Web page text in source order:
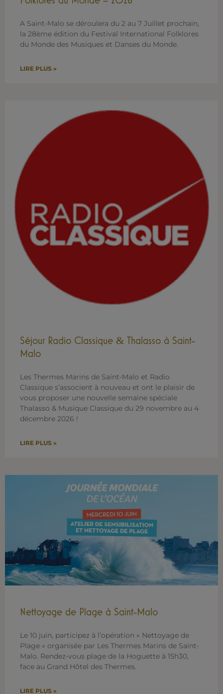
A Saint-Malo se déroulera du 2 au 7 Juillet prochain,
la 28ème édition du Festival International Folklores
du Monde des Musiques et Danses du Monde.
LIRE PLUS »
Séjour Radio Classique & Thalasso à Saint-
Malo
Les Thermes Marins de Saint-Malo et Radio
Classique s’associent à nouveau et ont le plaisir de
vous proposer une nouvelle semaine spéciale
Thalasso & Musique Classique du 29 novembre au 4
décembre 2026 !
LIRE PLUS »
Nettoyage de Plage à Saint-Malo
Le 10 juin, participez à l’opération « Nettoyage de
Plage » organisée par Les Thermes Marins de Saint-
Malo. Rendez-vous plage de la Hoguette à 15h30,
face au Grand Hôtel des Thermes.
LIRE PLUS »